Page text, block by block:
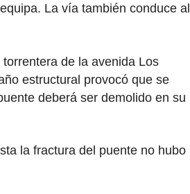
La vía también conduce al
de la avenida Los
estructural provocó que se
deberá ser demolido en su
la fractura del puente no hubo